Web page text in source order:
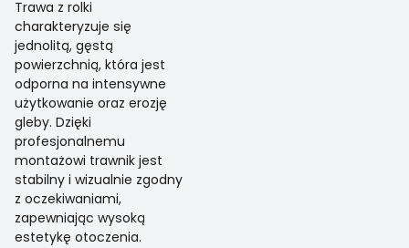
Trawa z rolki
charakteryzuje się
jednolitą, gęstą
powierzchnią, która jest
odporna na intensywne
użytkowanie oraz erozję
gleby. Dzięki
profesjonalnemu
montażowi trawnik jest
stabilny i wizualnie zgodny
z oczekiwaniami,
zapewniając wysoką
estetykę otoczenia.